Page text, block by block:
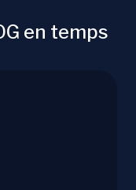
en temps